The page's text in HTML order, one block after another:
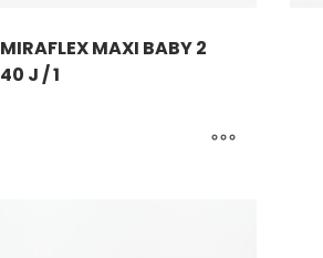
MIRAFLEX MAXI BABY 2
40 J / 1